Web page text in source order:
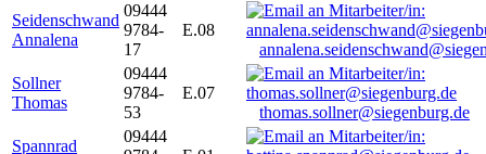
Seidenschwand
Annalena
09444
9784-
17
E.08
Sollner
Thomas
09444
9784-
53
E.07
thomas.sollner@siegenburg.de
Spannrad
09444